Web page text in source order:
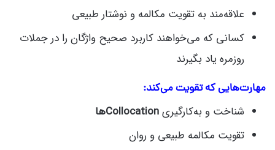
علاقه‌مند به تقویت مکالمه و نوشتار طبیعی
کسانی که می‌خواهند کاربرد صحیح واژگان را در جملات
روزمره یاد بگیرند
مهارت‌هایی که تقویت می‌کند:
شناخت و به‌کارگیریCollocationها
تقویت مکالمه طبیعی و روان